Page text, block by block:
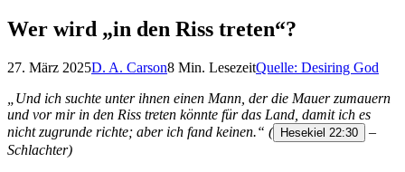
Wer wird „in den Riss treten“?
27. März 2025D. A. Carson8 Min. LesezeitQuelle: Desiring God
„Und ich suchte unter ihnen einen Mann, der die Mauer zumauern
und vor mir in den Riss treten könnte für das Land, damit ich es
nicht zugrunde richte; aber ich fand keinen.“ ( Hesekiel 22:30
–
Schlachter)